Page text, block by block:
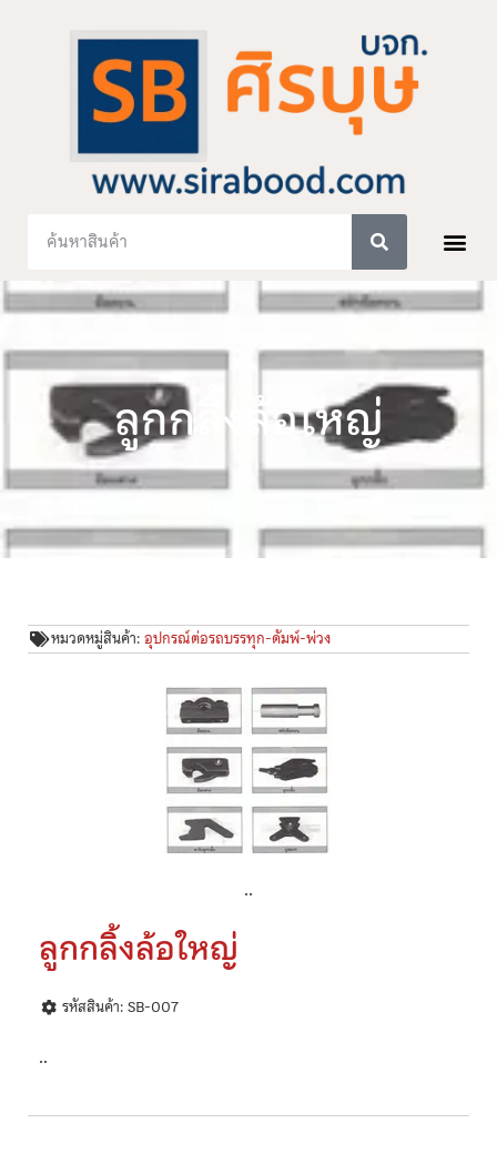
ลูกกลิ้งล้อใหญ่
หมวดหมู่สินค้า:อุปกรณ์ต่อรถบรรทุก-ดัมพ์-พ่วง
..
ลูกกลิ้งล้อใหญ่
รหัสสินค้า: SB-007
..